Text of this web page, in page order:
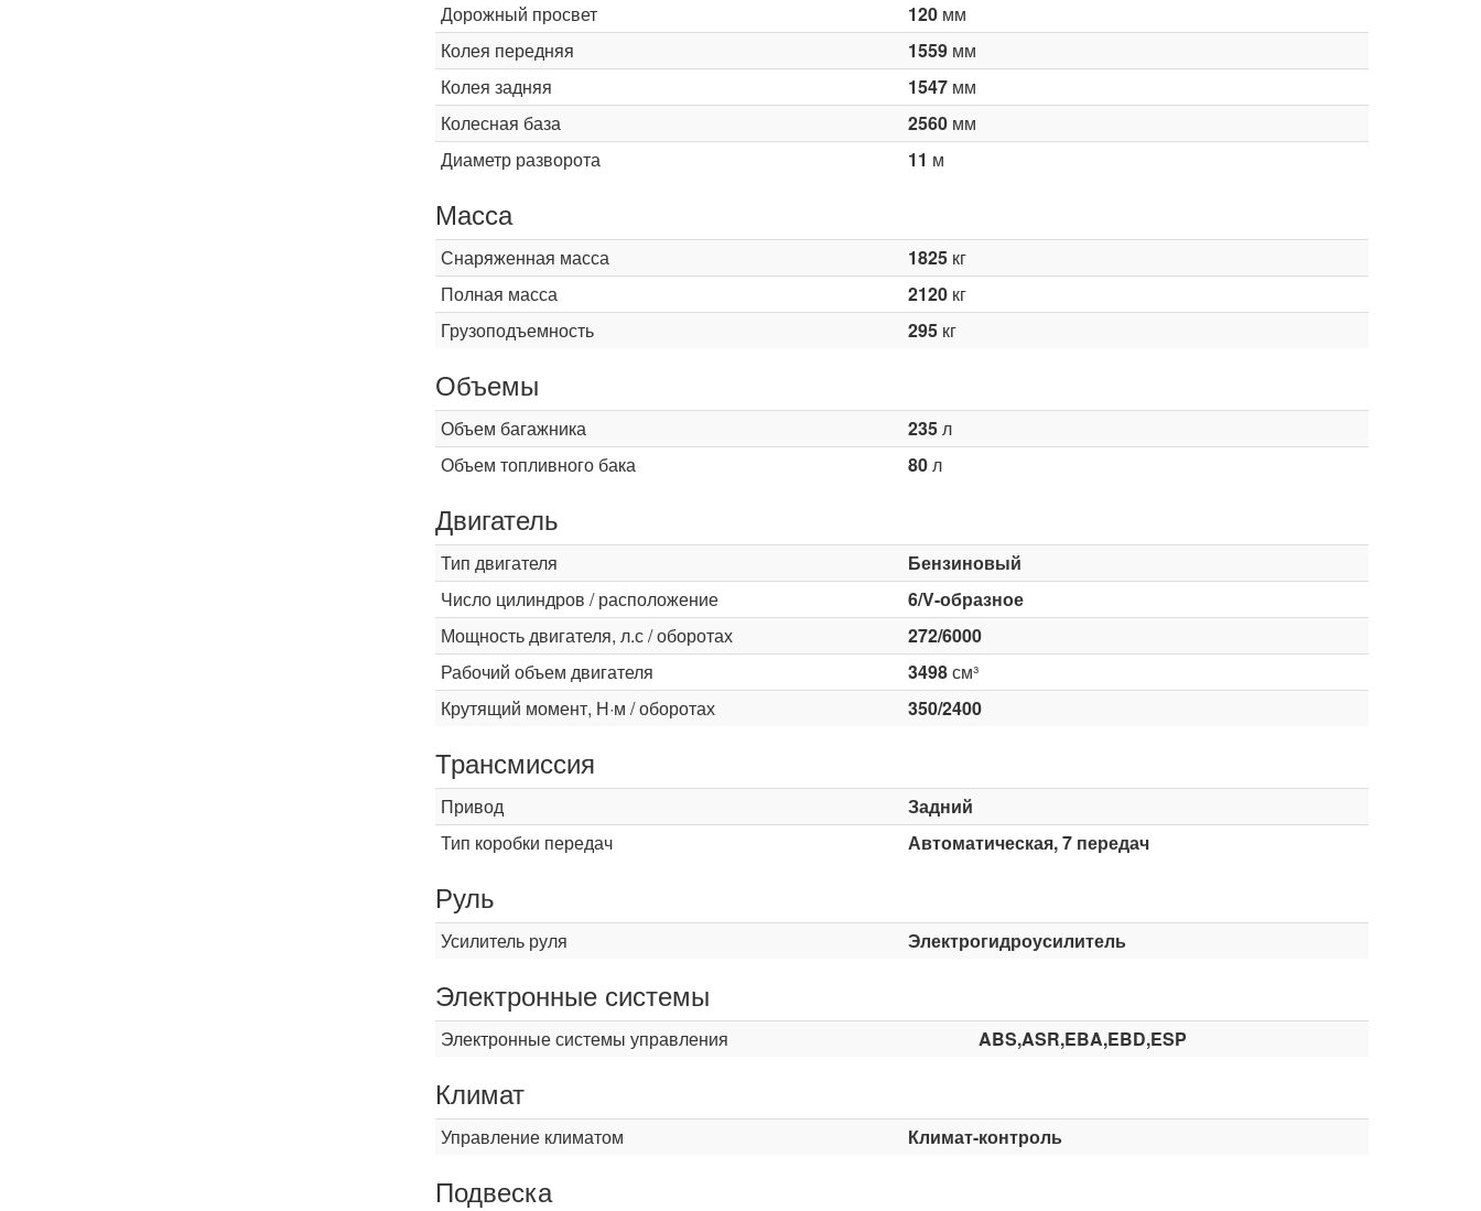
Дорожный просвет
120мм
Колея передняя
1559мм
Колея задняя
1547мм
Колесная база
2560мм
Диаметр разворота
11 м
Масса
Снаряженная масса 1825кг
Полная масса
2120кг
Грузоподъемность
295кг
Объемы
Объем багажника 235л
Объем топливного бака
80л
Двигатель
Тип двигателя
Бензиновый
Число цилиндров / расположение
6/V-образное
Мощность двигателя, л.с / оборотах
272/6000
Рабочий объем двигателя
3498см³
Крутящий момент, Н·м / оборотах
350/2400
Трансмиссия
Привод
Задний
Тип коробки передач
Автоматическая, 7 передач
Руль
Усилитель руля Электрогидроусилитель
Электронные системы
Электронные системы управления ABS,ASR,EBA,EBD,ESP
Климат
Управление климатом Климат-контроль
Подвеска